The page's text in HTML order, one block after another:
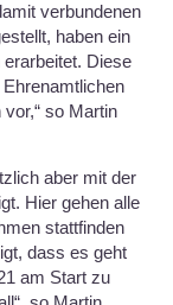
verbundenen
haben ein
Diese
so Martin
aber mit der
Hier gehen alle
stattfinden
dass es geht
am Start zu